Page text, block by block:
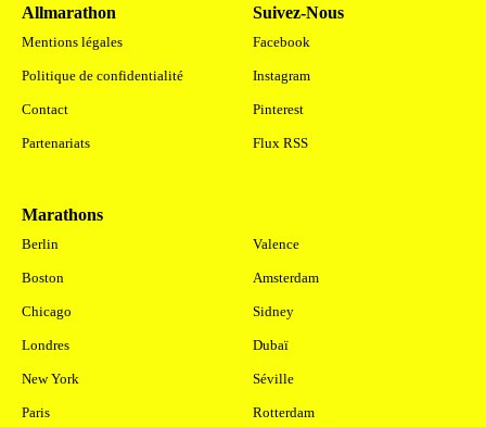
Allmarathon
Mentions légales
Politique de confidentialité
Contact
Partenariats
Suivez-Nous
Facebook
Instagram
Pinterest
Flux RSS
Marathons
Berlin
Boston
Chicago
Londres
New York
Paris
Valence
Amsterdam
Sidney
Dubaï
Séville
Rotterdam